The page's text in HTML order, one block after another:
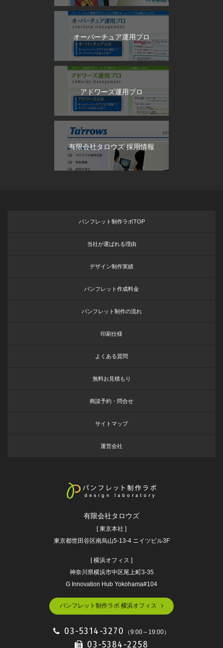
オーバーチュア運用プロ
アドワーズ運用プロ
有限会社タロウズ 採用情報
パンフレット制作ラボTOP
当社が選ばれる理由
デザイン制作実績
パンフレット作成料金
パンフレット制作の流れ
印刷仕様
よくある質問
無料お見積もり
商談予約・問合せ
サイトマップ
運営会社
有限会社タロウズ
[ 東京本社 ]
東京都世田谷区南烏山5-13-4 ニイツビル3F
[ 横浜オフィス ]
神奈川県横浜市中区尾上町3-35
G Innovation Hub Yokohama#104
パンフレット制作ラボ 横浜オフィス
03-5314-3270 （9:00～19:00）
03-5384-2258